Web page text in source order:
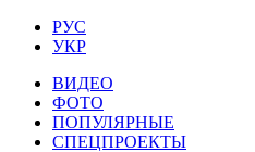
РУС
УКР
ВИДЕО
ФОТО
ПОПУЛЯРНЫЕ
СПЕЦПРОЕКТЫ